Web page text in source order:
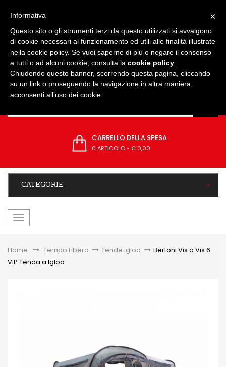
CARRELLO DELLA SPESA
0 ARTICOLO- € 0,00
CATEGORIE
navigazione
Home &gt;Tempo Libero > Tende igloo > Bertoni Vis a Vis 6
VIP Tenda a Igloo
×
Informativa
Questo sito o gli strumenti terzi da questo utilizzati si avvalgono
di cookie necessari al funzionamento ed utili alle finalità illustrate
nella cookie policy. Se vuoi saperne di più o negare il consenso
a tutti o ad alcuni cookie, consulta la cookie policy
Chiudendo questo banner, scorrendo questa pagina, cliccando
su un link o proseguendo la navigazione in altra maniera,
acconsenti all’uso dei cookie.